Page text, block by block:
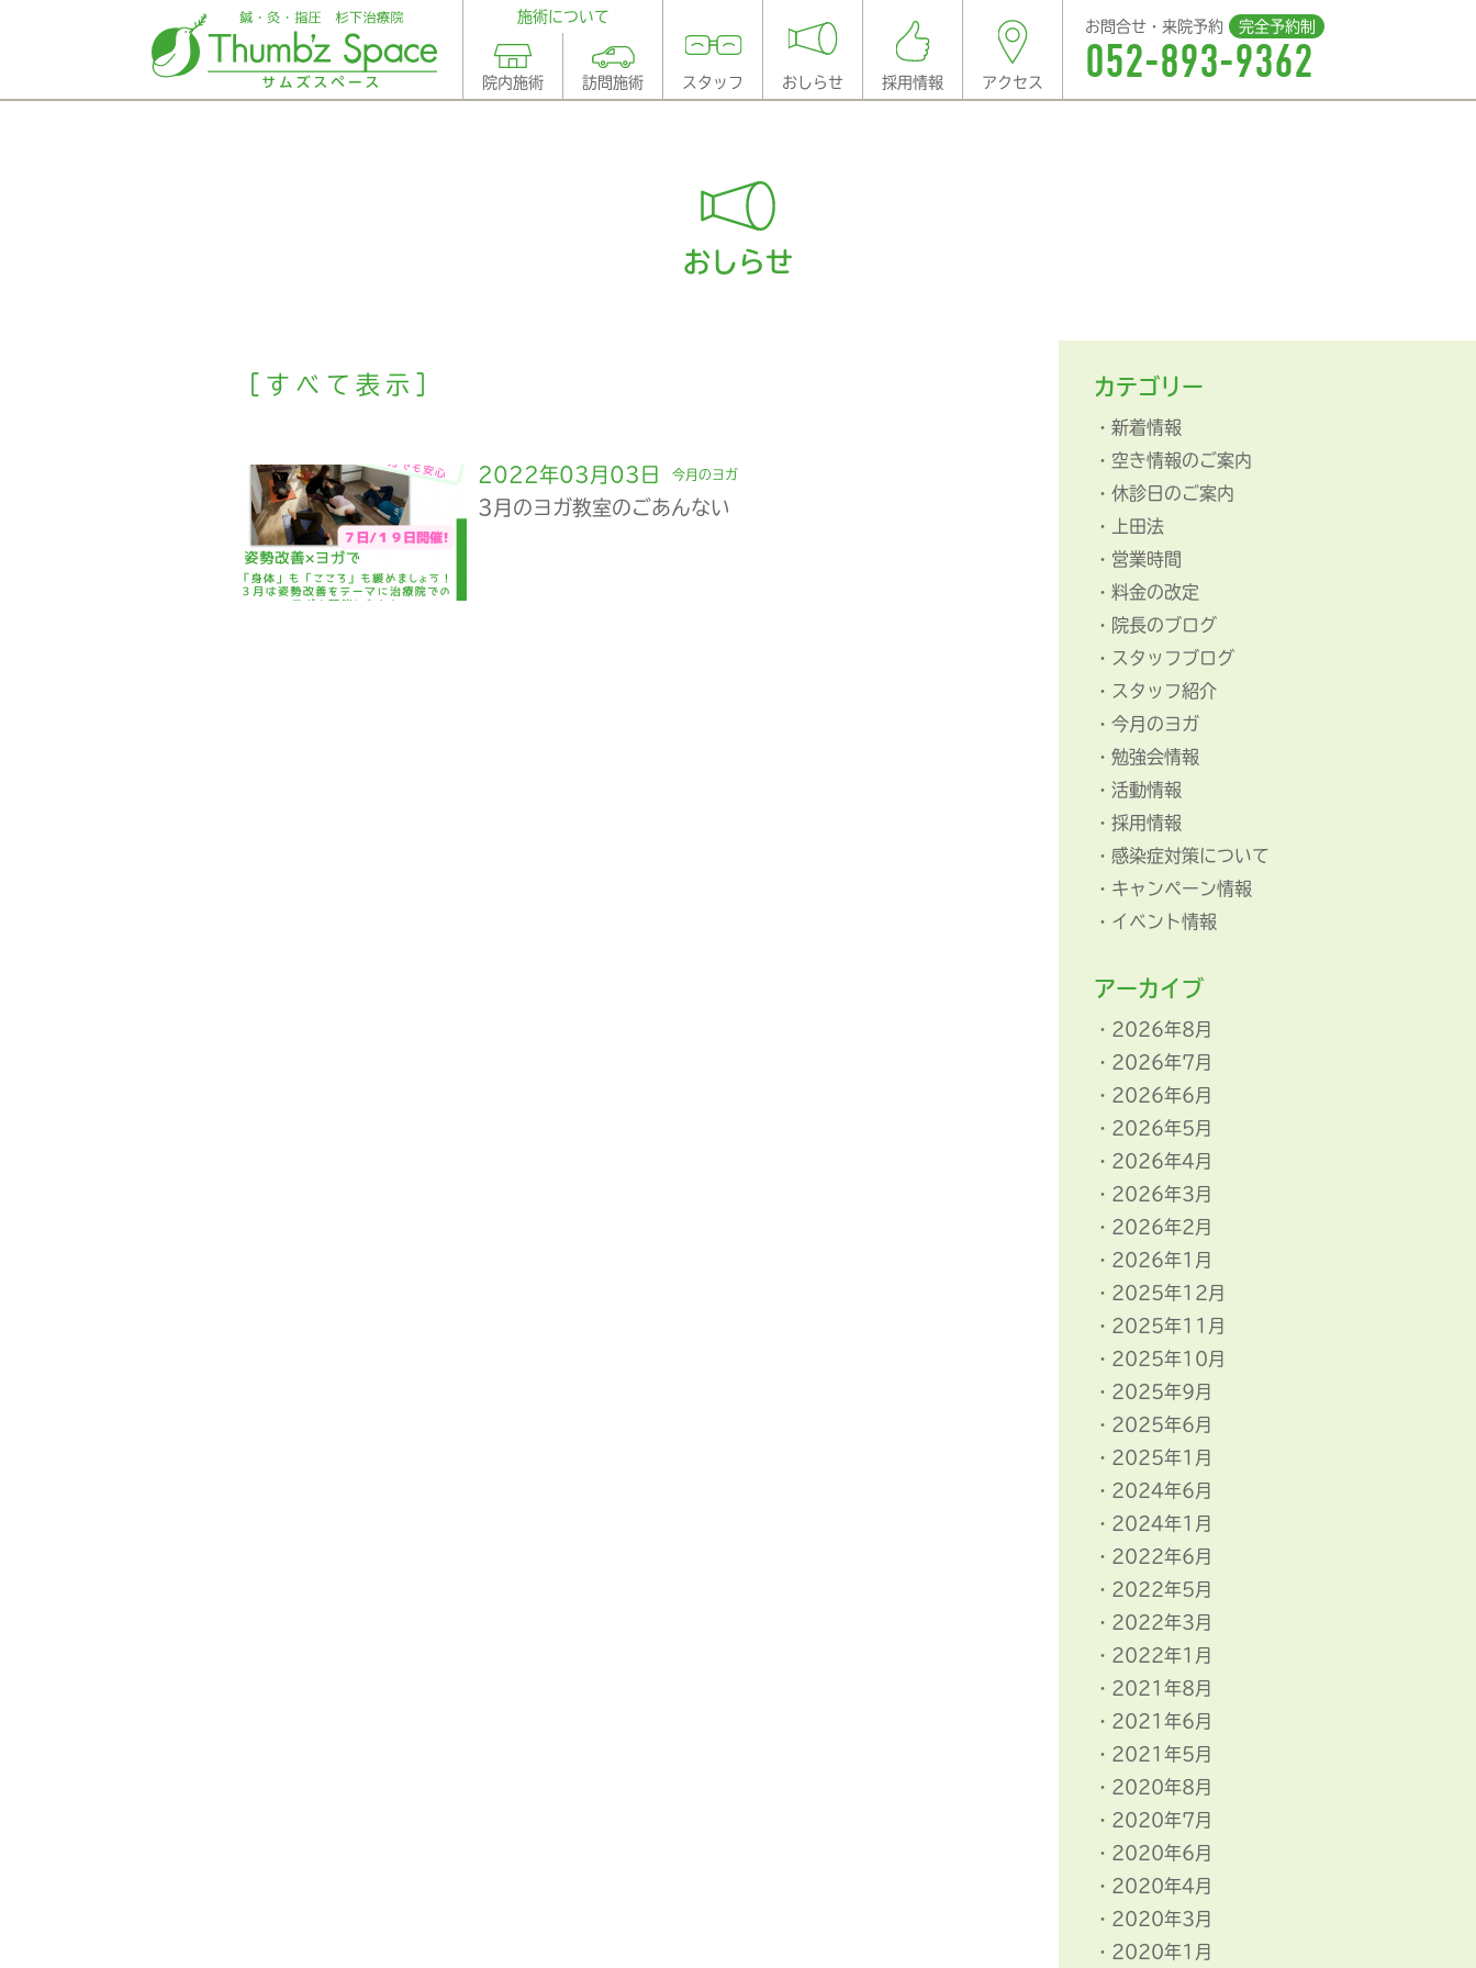
施術について
院内施術 訪問施術 スタッフ おしらせ 採用情報 アクセス
お問合せ・来院予約 完全予約制
052-893-9362
おしらせ
［すべて表示］
2022年03月03日 今月のヨガ
3月のヨガ教室のごあんない
カテゴリー
新着情報
空き情報のご案内
休診日のご案内
上田法
営業時間
料金の改定
院長のブログ
スタッフブログ
スタッフ紹介
今月のヨガ
勉強会情報
活動情報
採用情報
感染症対策について
キャンペーン情報
イベント情報
アーカイブ
2026年8月
2026年7月
2026年6月
2026年5月
2026年4月
2026年3月
2026年2月
2026年1月
2025年12月
2025年11月
2025年10月
2025年9月
2025年6月
2025年1月
2024年6月
2024年1月
2022年6月
2022年5月
2022年3月
2022年1月
2021年8月
2021年6月
2021年5月
2020年8月
2020年7月
2020年6月
2020年4月
2020年3月
2020年1月